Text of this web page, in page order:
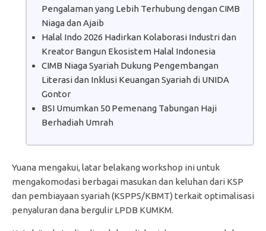
Pengalaman yang Lebih Terhubung dengan CIMB
Niaga dan Ajaib
Halal Indo 2026 Hadirkan Kolaborasi Industri dan
Kreator Bangun Ekosistem Halal Indonesia
CIMB Niaga Syariah Dukung Pengembangan
Literasi dan Inklusi Keuangan Syariah di UNIDA
Gontor
BSI Umumkan 50 Pemenang Tabungan Haji
Berhadiah Umrah
Yuana mengakui, latar belakang workshop ini untuk
mengakomodasi berbagai masukan dan keluhan dari KSP
dan pembiayaan syariah (KSPPS/KBMT) terkait optimalisasi
penyaluran dana bergulir LPDB KUMKM.